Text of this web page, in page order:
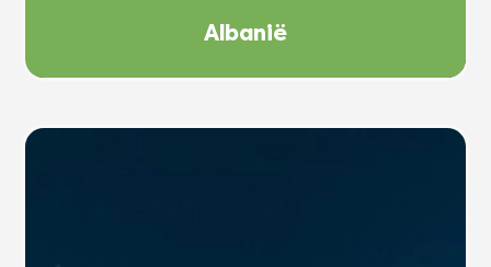
Albanië